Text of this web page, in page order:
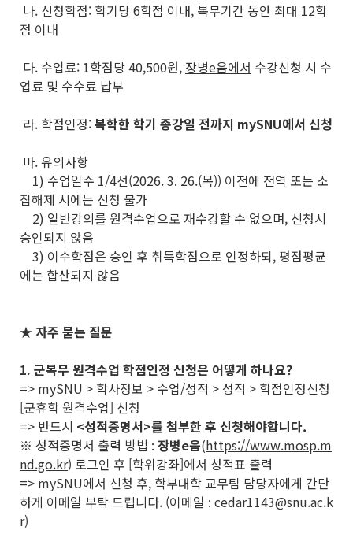
나. 신청학점: 학기당 6학점 이내, 복무기간 동안 최대 12학
점 이내
다. 수업료: 1학점당 40,500원, 장병e음에서 수강신청 시 수
업료 및 수수료 납부
라. 학점인정:복학한 학기 종강일 전까지 mySNU에서 신청
마. 유의사항
1) 수업일수 1/4선(2026. 3. 26.(목)) 이전에 전역 또는 소
집해제 시에는 신청 불가
2) 일반강의를 원격수업으로 재수강할 수 없으며, 신청시
승인되지 않음
3) 이수학점은 승인 후 취득학점으로 인정하되, 평점평균
에는 합산되지 않음
★ 자주 묻는 질문
1. 군복무 원격수업 학점인정 신청은 어떻게 하나요?
=> mySNU > 학사정보 > 수업/성적 > 성적 > 학점인정신청
[군휴학 원격수업] 신청
=> 반드시 <성적증명서>를 첨부한 후 신청해야합니다.
※ 성적증명서 출력 방법 : 장병e음(https://www.mosp.m
nd.go.kr) 로그인 후 [학위강좌]에서 성적표 출력
=> mySNU에서 신청 후, 학부대학 교무팀 담당자에게 간단
하게 이메일 부탁 드립니다. (이메일 : cedar1143@snu.ac.k
r)